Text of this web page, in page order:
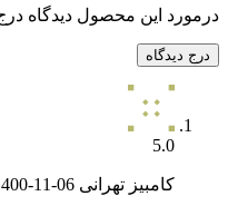
درمورد این محصول دیدگاه
درج دیدگاه
5.0
کامبیز تهرانی 11-06